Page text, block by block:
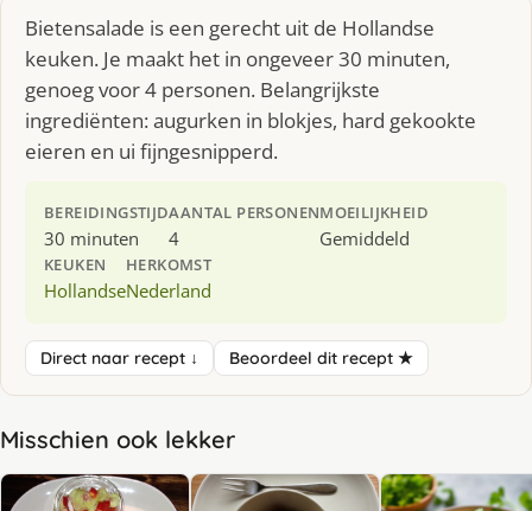
Bietensalade is een gerecht uit de Hollandse
keuken. Je maakt het in ongeveer 30 minuten,
genoeg voor 4 personen. Belangrijkste
ingrediënten: augurken in blokjes, hard gekookte
eieren en ui fijngesnipperd.
BEREIDINGSTIJD
30 minuten
AANTAL PERSONEN
4
MOEILIJKHEID
Gemiddeld
KEUKEN
Hollandse
HERKOMST
Nederland
Direct naar recept ↓ Beoordeel dit recept ★
Misschien ook lekker